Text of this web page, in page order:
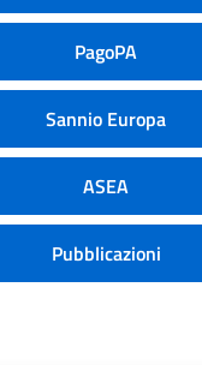
PagoPA
Sannio Europa
ASEA
Pubblicazioni